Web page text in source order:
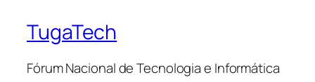
TugaTech
Fórum Nacional de Tecnologia e Informática